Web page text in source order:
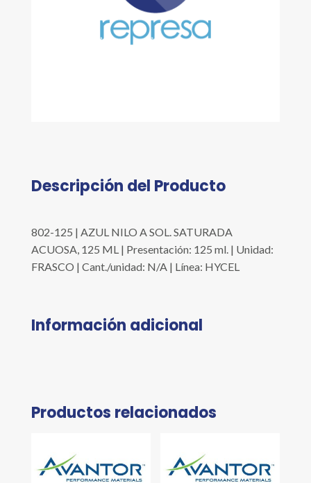
Descripción del Producto
802-125 | AZUL NILO A SOL. SATURADA
ACUOSA, 125 ML | Presentación: 125 ml. | Unidad:
FRASCO | Cant./unidad: N/A | Línea: HYCEL
Información adicional
Productos relacionados